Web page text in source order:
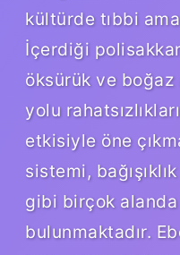
kültürde tıbbi
İçerdiği
öksürük ve boğaz
yolu
etkisiyle öne
sistemi,
gibi birçok alanda
bulunmaktadır.